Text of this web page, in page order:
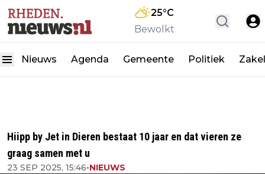
25°C
Bewolkt
Nieuws Agenda Gemeente Politiek
Hiipp by Jet in Dieren bestaat 10 jaar en dat vieren ze
graag samen met u
23 SEP 2025, 15:46•NIEUWS